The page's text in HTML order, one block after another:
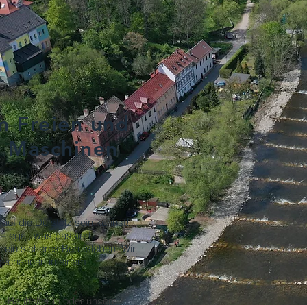
Freien und
die Du stolz sein kannst!
egal, was passiert.
sicheres Berufsleben. Wir
in einem
Bauhelfer:in oder unsere